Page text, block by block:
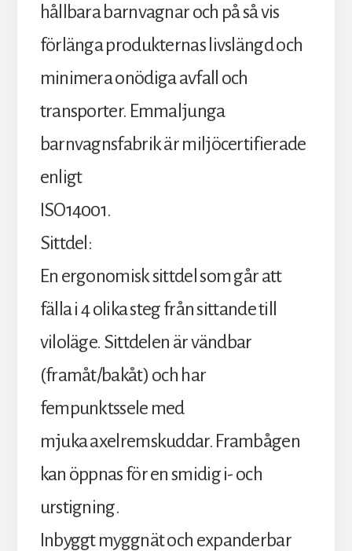
hållbara barnvagnar och på så vis
förlänga produkternas livslängd och
minimera onödiga avfall och
transporter. Emmaljunga
barnvagnsfabrik är miljöcertifierade
enligt
ISO14001.
Sittdel:
En ergonomisk sittdel som går att
fälla i 4 olika steg från sittande till
viloläge. Sittdelen är vändbar
(framåt/bakåt) och har
fempunktssele med
mjuka axelremskuddar. Frambågen
kan öppnas för en smidig i- och
urstigning.
Inbyggt myggnät och expanderbar